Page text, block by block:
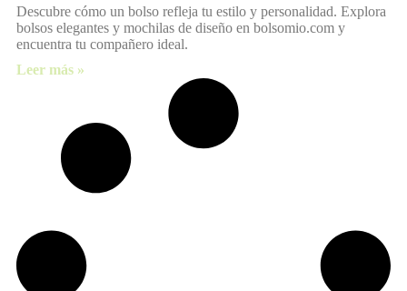
Descubre cómo un bolso refleja tu estilo y personalidad. Explora
bolsos elegantes y mochilas de diseño en bolsomio.com y
encuentra tu compañero ideal.
Leer más »